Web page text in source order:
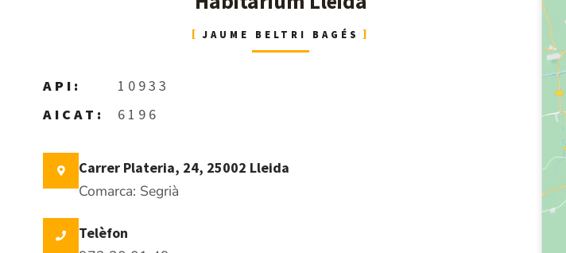
JAUME BELTRI BAGÉS
API:
AICAT:
10933
6196
Carrer Plateria, 24, 25002 Lleida
Comarca: Segrià
Telèfon